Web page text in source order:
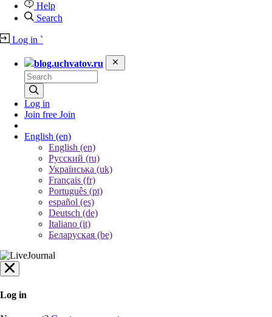
Help
Search
Log in `
blog.uchvatov.ru
Log in
Join free Join
English (en)
English (en)
Русский (ru)
Українська (uk)
Français (fr)
Português (pt)
español (es)
Deutsch (de)
Italiano (it)
Беларуская (be)
Log in